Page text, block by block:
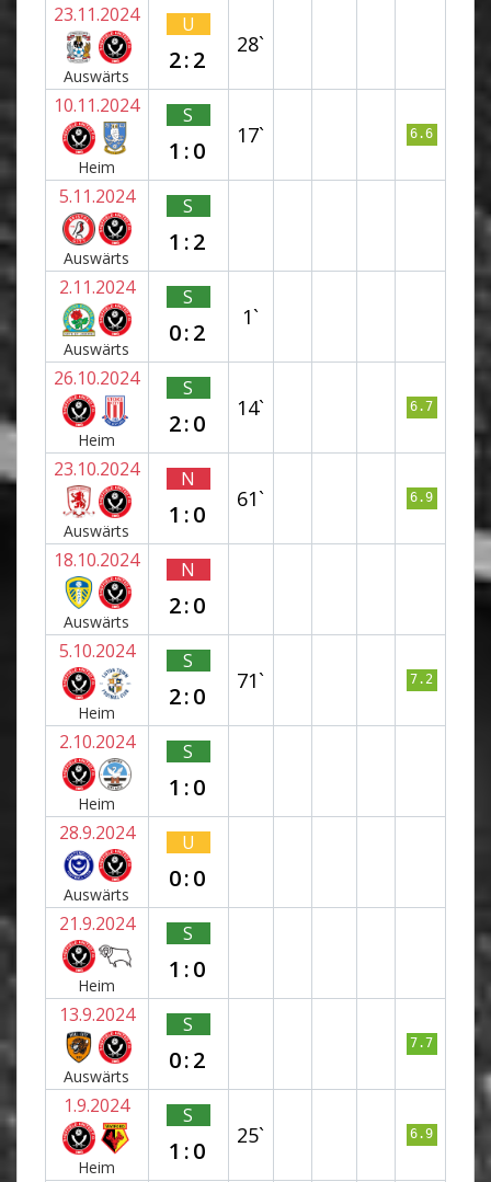
23.11.2024
Auswärts
U
2:2
28`
10.11.2024
Heim
S
1:0
17` 6.6
5.11.2024
Auswärts
S
1:2
2.11.2024
Auswärts
S
0:2
1`
26.10.2024
Heim
S
2:0
14` 6.7
23.10.2024
Auswärts
N
1:0
61` 6.9
18.10.2024
Auswärts
N
2:0
5.10.2024
Heim
S
2:0
71` 7.2
2.10.2024
Heim
S
1:0
28.9.2024
Auswärts
U
0:0
21.9.2024
Heim
S
1:0
13.9.2024
Auswärts
S
0:2
7.7
1.9.2024
Heim
S
1:0
25` 6.9